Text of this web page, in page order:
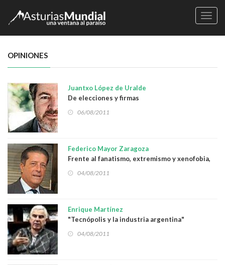
OPINIONES
Juantxo López de Uralde
De elecciones y firmas
06/08/2011
Federico Mayor Zaragoza
Frente al fanatismo, extremismo y xenofobia,
más y mejor democracia
04/08/2011
Enrique Martínez
"Tecnópolis y la industria argentina"
04/08/2011